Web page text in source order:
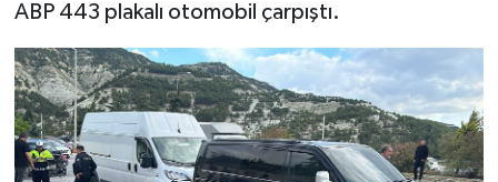
ABP 443 plakalı otomobil çarpıştı.